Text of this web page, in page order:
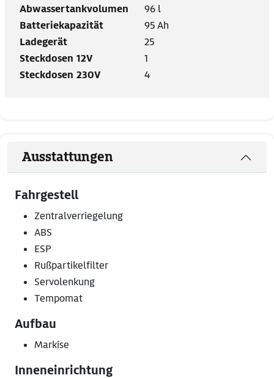
Abwassertankvolumen
96 l
Batteriekapazität
95 Ah
Ladegerät
25
Steckdosen 12V
1
Steckdosen 230V
4
Ausstattungen
Fahrgestell
Zentralverriegelung
ABS
ESP
Rußpartikelfilter
Servolenkung
Tempomat
Aufbau
Markise
Inneneinrichtung